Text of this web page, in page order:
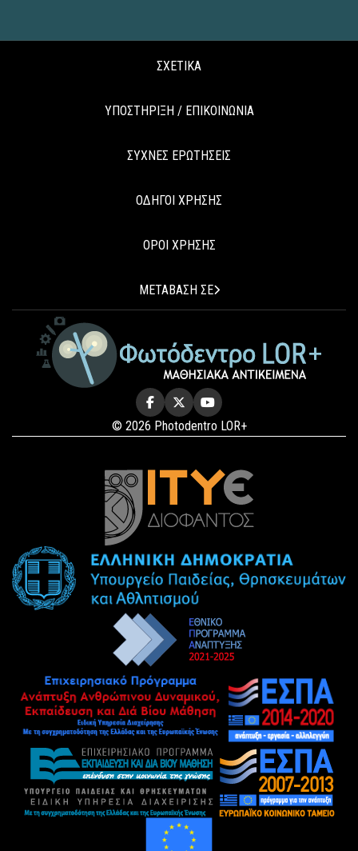
ΣΧΕΤΙΚΑ
ΥΠΟΣΤΗΡΙΞΗ / ΕΠΙΚΟΙΝΩΝΙΑ
ΣΥΧΝΕΣ ΕΡΩΤΗΣΕΙΣ
ΟΔΗΓΟΙ ΧΡΗΣΗΣ
ΟΡΟΙ ΧΡΗΣΗΣ
ΜΕΤΑΒΑΣΗ ΣΕ
© 2026 Photodentro LOR+